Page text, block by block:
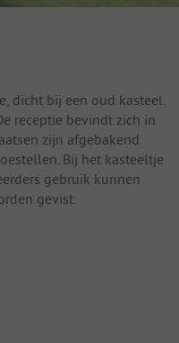
dicht bij een oud kasteel.
receptie bevindt zich in
zijn afgebakend
Bij het kasteeltje
gebruik kunnen
gevist.